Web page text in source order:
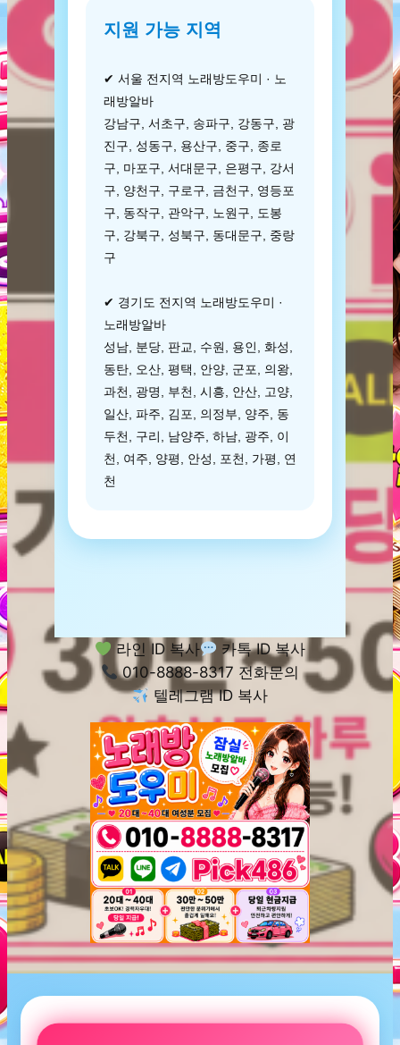
지원 가능 지역
✔ 서울 전지역 노래방도우미 · 노
래방알바
강남구, 서초구, 송파구, 강동구, 광
진구, 성동구, 용산구, 중구, 종로
구, 마포구, 서대문구, 은평구, 강서
구, 양천구, 구로구, 금천구, 영등포
구, 동작구, 관악구, 노원구, 도봉
구, 강북구, 성북구, 동대문구, 중랑
구
✔ 경기도 전지역 노래방도우미 ·
노래방알바
성남, 분당, 판교, 수원, 용인, 화성,
동탄, 오산, 평택, 안양, 군포, 의왕,
과천, 광명, 부천, 시흥, 안산, 고양,
일산, 파주, 김포, 의정부, 양주, 동
두천, 구리, 남양주, 하남, 광주, 이
천, 여주, 양평, 안성, 포천, 가평, 연
천
라인 ID 복사
카톡 ID 복사
010-8888-8317 전화문의
텔레그램 ID 복사